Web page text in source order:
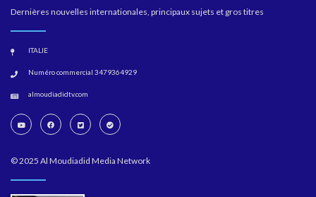
Dernières nouvelles internationales, principaux sujets et gros titres
ITALIE
Numéro commercial 3479364929
almoudiadidtv.com
© 2025 Al Moudiadid Media Network